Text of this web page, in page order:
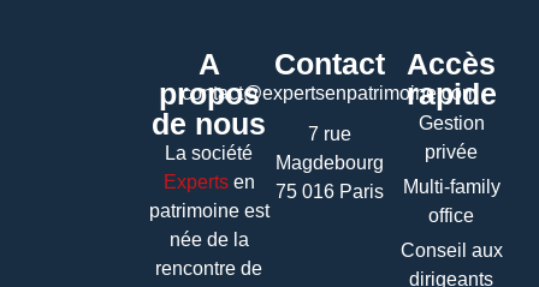
A
propos
de nous
La société
Expertsen
patrimoine est
née de la
rencontre de
Contact
contact@expertsenpatrimoine.com
7 rue
Magdebourg
75 016 Paris
Accès
rapide
Gestion
privée
Multi-family
office
Conseil aux
dirigeants